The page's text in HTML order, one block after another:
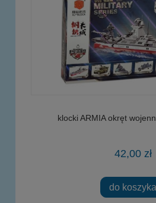
klocki ARMIA okręt
42,00 zł
do koszyka